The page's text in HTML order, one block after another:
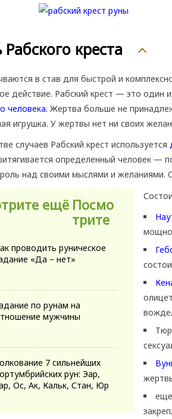
Рабского креста
в став для быстрой и
действие. Рабский крест — это один
человека. Жертва больше не
игрушка. У жертвы нет ни своих
случаев Рабский крест используется
определенный человек —
над своими мыслями и желаниями.
Посмо
трите
проводить руническое
«Да – нет»
по рунам на
мужчины
7 сильнейших
рун: Эар,
Ос, Ак, Кальк, Стан, Юр